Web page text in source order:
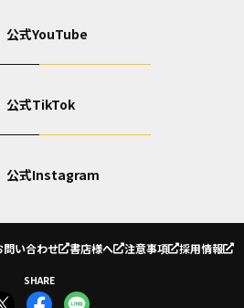
公式YouTube
公式TikTok
公式Instagram
問い合わせ 書店様へ 注意事項 採用情報
SHARE